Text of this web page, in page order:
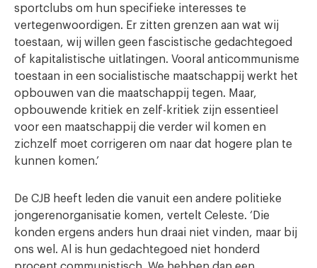
sportclubs om hun specifieke interesses te
vertegenwoordigen. Er zitten grenzen aan wat wij
toestaan, wij willen geen fascistische gedachtegoed
of kapitalistische uitlatingen. Vooral anticommunisme
toestaan in een socialistische maatschappij werkt het
opbouwen van die maatschappij tegen. Maar,
opbouwende kritiek en zelf-kritiek zijn essentieel
voor een maatschappij die verder wil komen en
zichzelf moet corrigeren om naar dat hogere plan te
kunnen komen.’
De CJB heeft leden die vanuit een andere politieke
jongerenorganisatie komen, vertelt Celeste. ‘Die
konden ergens anders hun draai niet vinden, maar bij
ons wel. Al is hun gedachtegoed niet honderd